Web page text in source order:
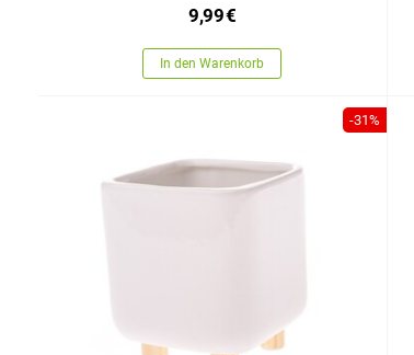
9,99€
In den Warenkorb
-31%